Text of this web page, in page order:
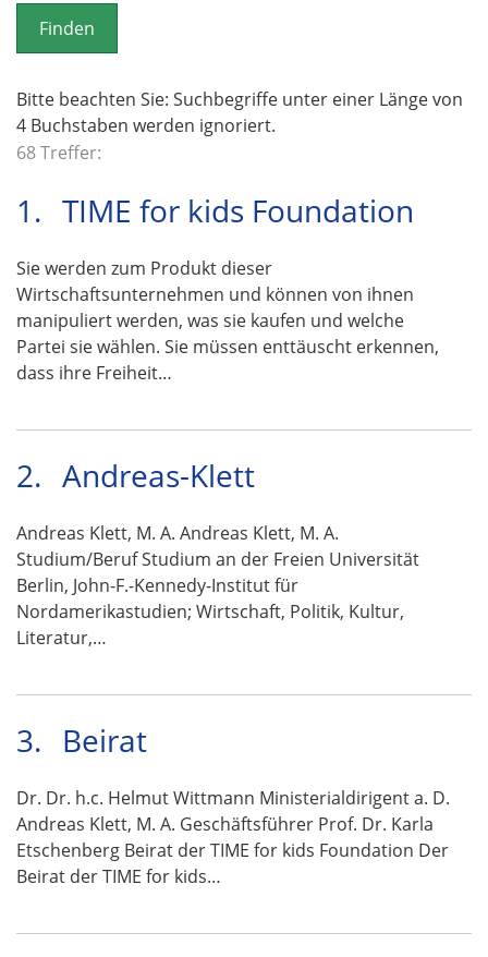
o
n
Bitte beachten Sie: Suchbegriffe unter einer Länge von
4 Buchstaben werden ignoriert.
68 Treffer:
1. TIME for kids Foundation
Sie werden zum Produkt dieser
Wirtschaftsunternehmen und können von ihnen
manipuliert werden, was sie kaufen und welche
Partei sie wählen. Sie müssen enttäuscht erkennen,
dass ihre Freiheit…
2. Andreas-Klett
Andreas Klett, M. A. Andreas Klett, M. A.
Studium/Beruf Studium an der Freien Universität
Berlin, John-F.-Kennedy-Institut für
Nordamerikastudien; Wirtschaft, Politik, Kultur,
Literatur,…
3. Beirat
Dr. Dr. h.c. Helmut Wittmann Ministerialdirigent a. D.
Andreas Klett, M. A. Geschäftsführer Prof. Dr. Karla
Etschenberg Beirat der TIME for kids Foundation Der
Beirat der TIME for kids…